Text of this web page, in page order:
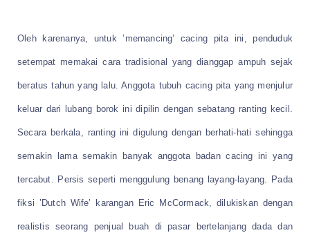
Oleh karenanya, untuk ’memancing’ cacing pita ini, penduduk
setempat memakai cara tradisional yang dianggap ampuh sejak
beratus tahun yang lalu. Anggota tubuh cacing pita yang menjulur
keluar dari lubang borok ini dipilin dengan sebatang ranting kecil.
Secara berkala, ranting ini digulung dengan berhati-hati sehingga
semakin lama semakin banyak anggota badan cacing ini yang
tercabut. Persis seperti menggulung benang layang-layang. Pada
fiksi ’Dutch Wife’ karangan Eric McCormack, dilukiskan dengan
realistis seorang penjual buah di pasar bertelanjang dada dan